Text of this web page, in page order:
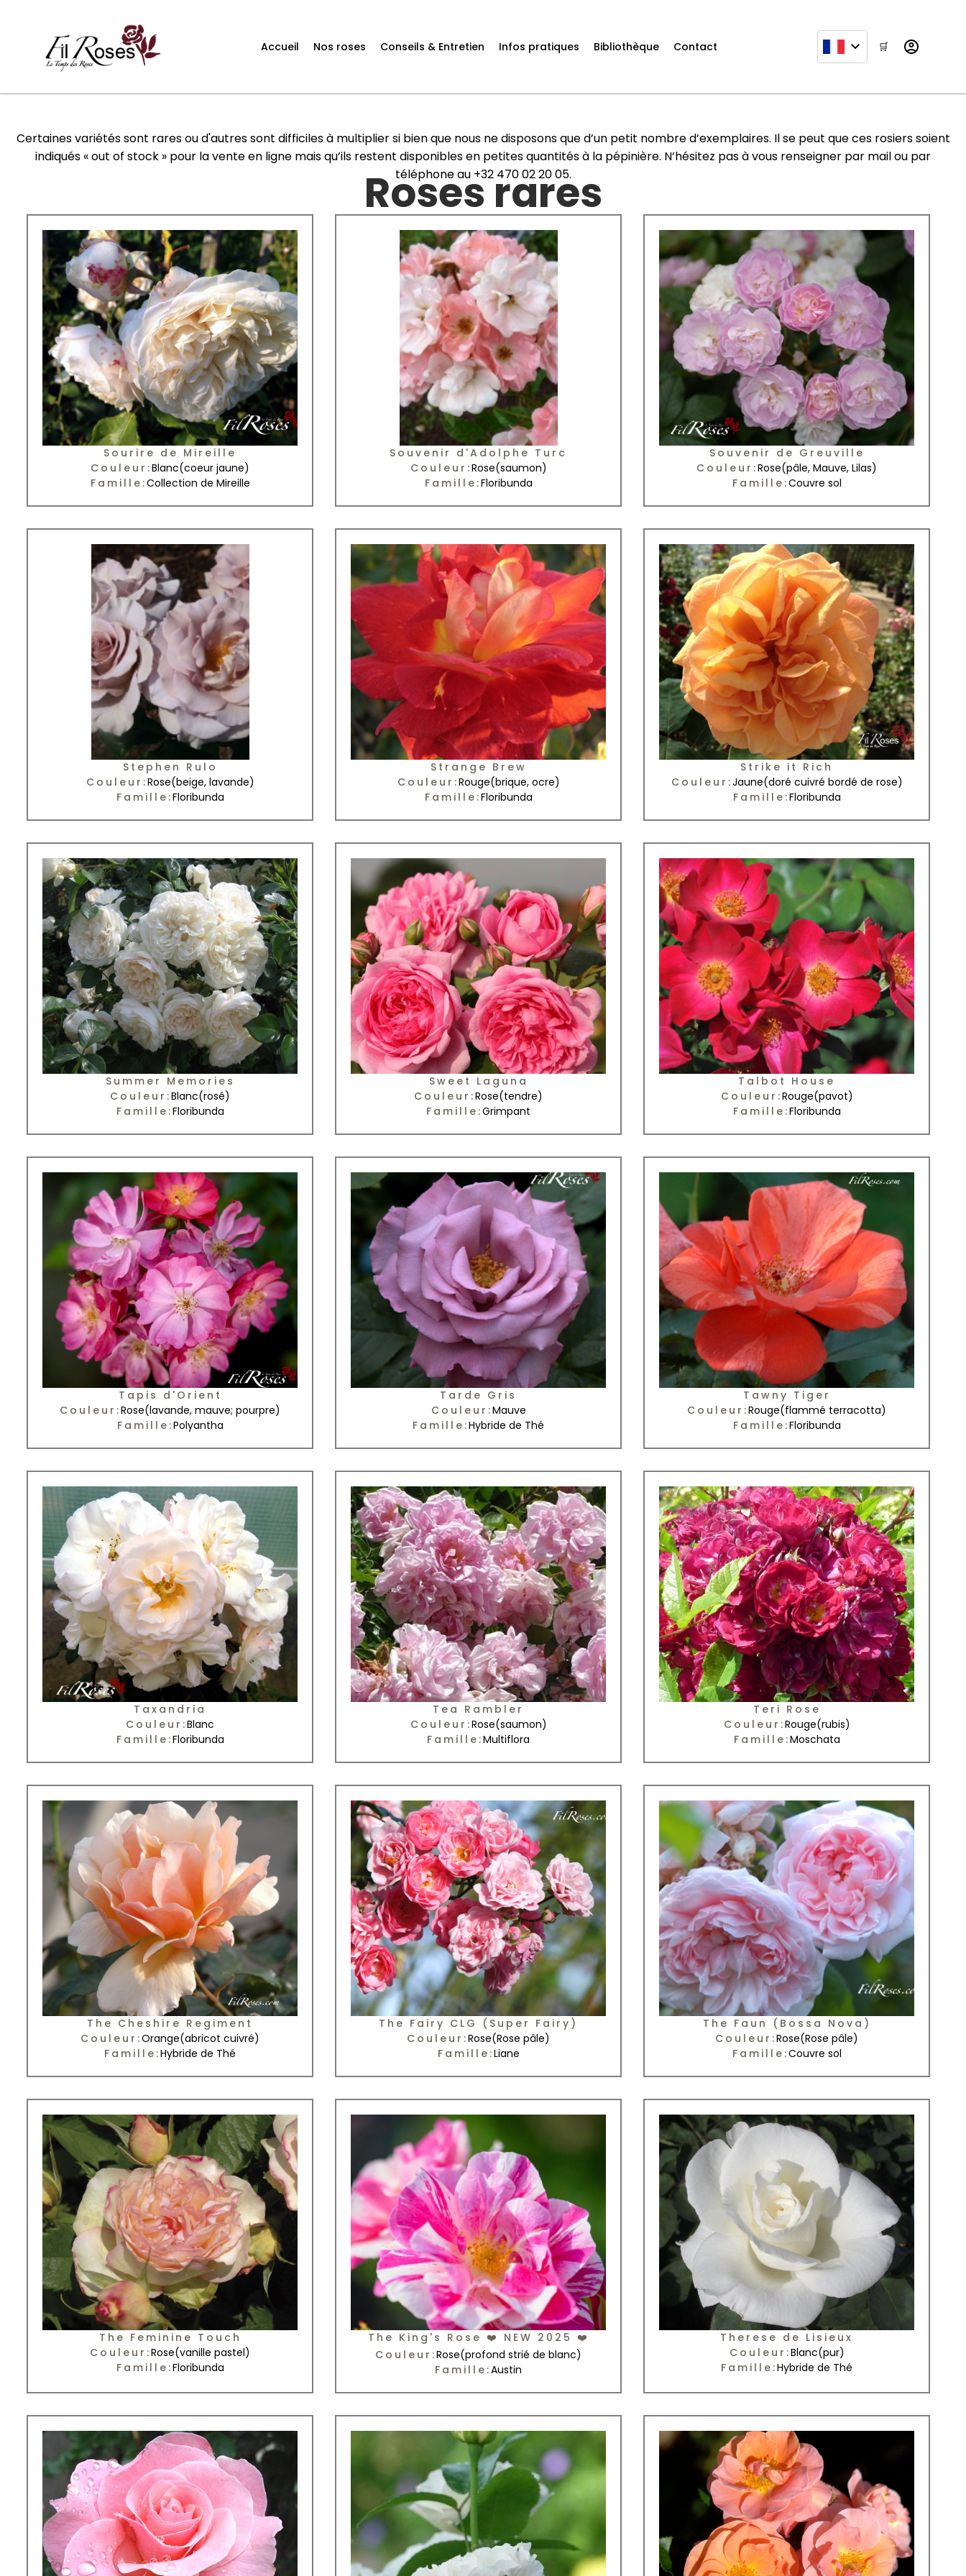
Accueil Nos roses Conseils & Entretien Infos pratiques Bibliothèque Contact 🛒
Certaines variétés sont rares ou d'autres sont difficiles à multiplier si bien que nous ne disposons que d’un petit nombre d’exemplaires. Il se peut que ces rosiers soient
indiqués « out of stock » pour la vente en ligne mais qu’ils restent disponibles en petites quantités à la pépinière. N’hésitez pas à vous renseigner par mail ou par
téléphone au +32 470 02 20 05.
Roses rares
Sourire de Mireille
Couleur:Blanc(coeur jaune)
Famille:Collection de Mireille
Souvenir d'Adolphe Turc
Couleur:Rose(saumon)
Famille:Floribunda
Souvenir de Greuville
Couleur:Rose(pâle, Mauve, Lilas)
Famille:Couvre sol
Stephen Rulo
Couleur:Rose(beige, lavande)
Famille:Floribunda
Strange Brew
Couleur:Rouge(brique, ocre)
Famille:Floribunda
Strike it Rich
Couleur:Jaune(doré cuivré bordé de rose)
Famille:Floribunda
Summer Memories
Couleur:Blanc(rosé)
Famille:Floribunda
Sweet Laguna
Couleur:Rose(tendre)
Famille:Grimpant
Talbot House
Couleur:Rouge(pavot)
Famille:Floribunda
Tapis d'Orient
Couleur:Rose(lavande, mauve; pourpre)
Famille:Polyantha
Tarde Gris
Couleur:Mauve
Famille:Hybride de Thé
Tawny Tiger
Couleur:Rouge(flammé terracotta)
Famille:Floribunda
Taxandria
Couleur:Blanc
Famille:Floribunda
Tea Rambler
Couleur:Rose(saumon)
Famille:Multiflora
Teri Rose
Couleur:Rouge(rubis)
Famille:Moschata
The Cheshire Regiment
Couleur:Orange(abricot cuivré)
Famille:Hybride de Thé
The Fairy CLG (Super Fairy)
Couleur:Rose(Rose pâle)
Famille:Liane
The Faun (Bossa Nova)
Couleur:Rose(Rose pâle)
Famille:Couvre sol
The Feminine Touch
Couleur:Rose(vanille pastel)
Famille:Floribunda
The King's Rose ❤️ NEW 2025 ❤️
Couleur:Rose(profond strié de blanc)
Famille:Austin
Therese de Lisieux
Couleur:Blanc(pur)
Famille:Hybride de Thé